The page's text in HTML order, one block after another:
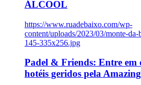
ÁLCOOL
https://www.ruadebaixo.com/wp-
content/uploads/2023/03/monte-
145-335x256.jpg
Padel & Friends: Entre em
hotéis geridos pela